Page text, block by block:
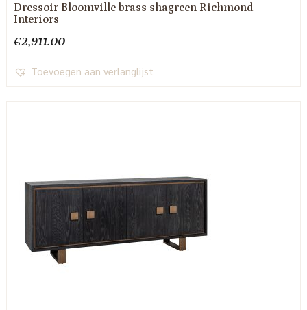
Dressoir Bloomville brass shagreen Richmond
Interiors
€2,911.00
Toevoegen aan verlanglijst